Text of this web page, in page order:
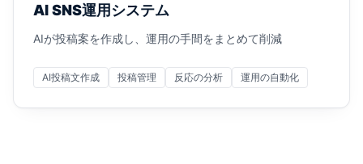
AI SNS運用システム
AIが投稿案を作成し、運用の手間をまとめて削減
AI投稿文作成 投稿管理 反応の分析 運用の自動化